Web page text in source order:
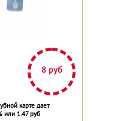
8 руб
карте дает
или 1.47 руб